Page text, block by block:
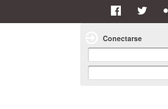
Conectarse